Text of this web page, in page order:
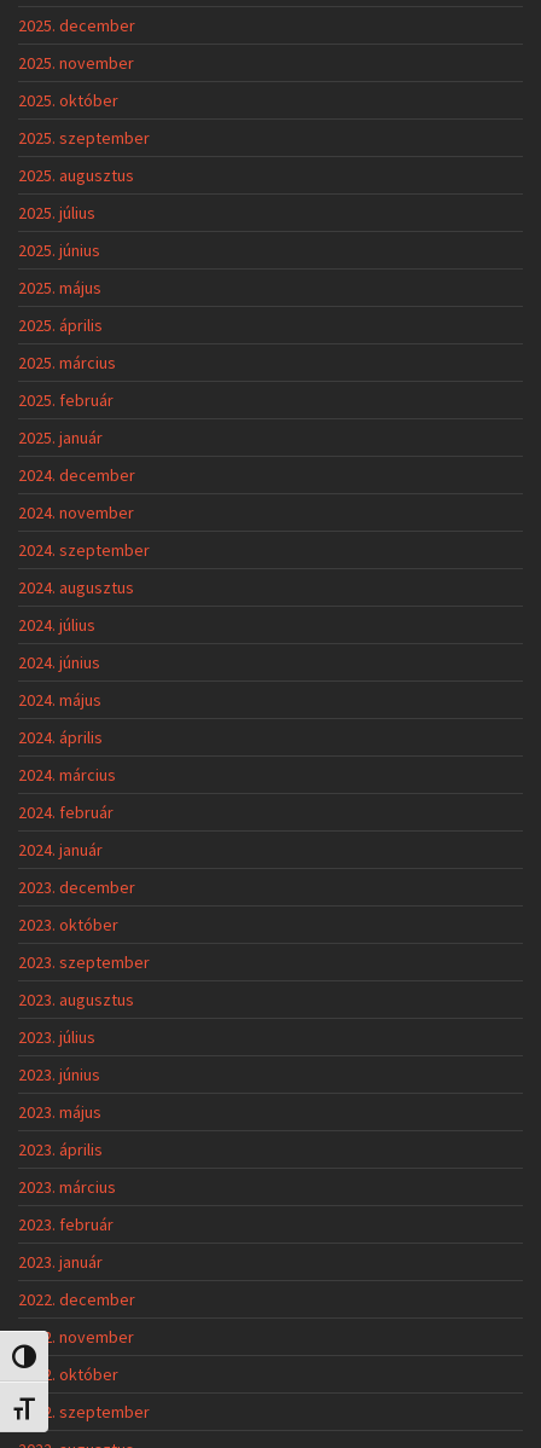
Nagy kontraszt váltása
Betűméret váltása
2025. december
2025. november
2025. október
2025. szeptember
2025. augusztus
2025. július
2025. június
2025. május
2025. április
2025. március
2025. február
2025. január
2024. december
2024. november
2024. szeptember
2024. augusztus
2024. július
2024. június
2024. május
2024. április
2024. március
2024. február
2024. január
2023. december
2023. október
2023. szeptember
2023. augusztus
2023. július
2023. június
2023. május
2023. április
2023. március
2023. február
2023. január
2022. december
2022. november
2022. október
2022. szeptember